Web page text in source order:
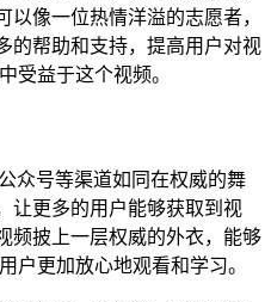
像一位热情洋溢的志愿者，
的帮助和支持，提高用户对视
受益于这个视频。
众号等渠道如同在权威的舞
让更多的用户能够获取到视
频披上一层权威的外衣，能够
户更加放心地观看和学习。